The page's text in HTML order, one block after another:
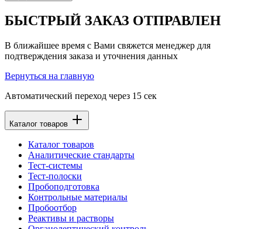
БЫСТРЫЙ ЗАКАЗ ОТПРАВЛЕН
В ближайшее время с Вами свяжется менеджер для
подтверждения заказа и уточнения данных
Вернуться на главную
Автоматический переход через 15 сек
Каталог товаров
Каталог товаров
Аналитические стандарты
Тест-системы
Тест-полоски
Пробоподготовка
Контрольные материалы
Пробоотбор
Реактивы и растворы